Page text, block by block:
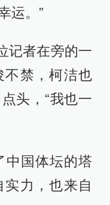
运。”
记者在旁的一
不禁，柯洁也
头，“我也一
中国体坛的塔
力，也来自